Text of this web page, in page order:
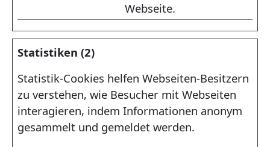
Webseite.
Statistiken (2)
Statistik-Cookies helfen Webseiten-Besitzern
zu verstehen, wie Besucher mit Webseiten
interagieren, indem Informationen anonym
gesammelt und gemeldet werden.